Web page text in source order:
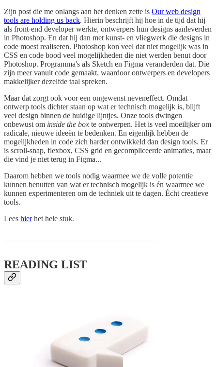
Zijn post die me onlangs aan het denken zette is Our web design
tools are holding us back. Hierin beschrijft hij hoe in de tijd dat hij
als front-end developer werkte, ontwerpers hun designs aanleverden
in Photoshop. En dat hij dan met kunst- en vliegwerk die designs in
code moest realiseren. Photoshop kon veel dat niet mogelijk was in
CSS en code bood veel mogelijkheden die niet werden benut door
Photoshop. Programma's als Sketch en Figma veranderden dat. Die
zijn meer vanuit code gemaakt, waardoor ontwerpers en developers
makkelijker dezelfde taal spreken.
Maar dat zorgt ook voor een ongewenst neveneffect. Omdat
ontwerp tools dichter staan op wat er technisch mogelijk is, blijft
veel design binnen de huidige lijntjes. Onze tools dwingen
onbewust om inside the box te ontwerpen. Het is veel moeilijker om
radicale, nieuwe ideeën te bedenken. En eigenlijk hebben de
mogelijkheden in code zich harder ontwikkeld dan design tools. Er
is scroll-snap, flexbox, CSS grid en gecompliceerde animaties, maar
die vind je niet terug in Figma...
Daarom hebben we tools nodig waarmee we de volle potentie
kunnen benutten van wat er technisch mogelijk is én waarmee we
kunnen experimenteren om de techniek uit te dagen. Écht creatieve
tools.
Lees hierhet hele stuk.
READING LIST